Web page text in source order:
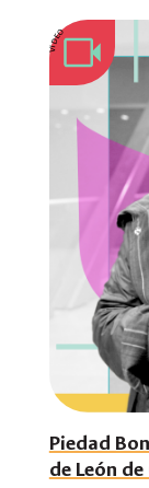
VIDEO
Piedad
de León